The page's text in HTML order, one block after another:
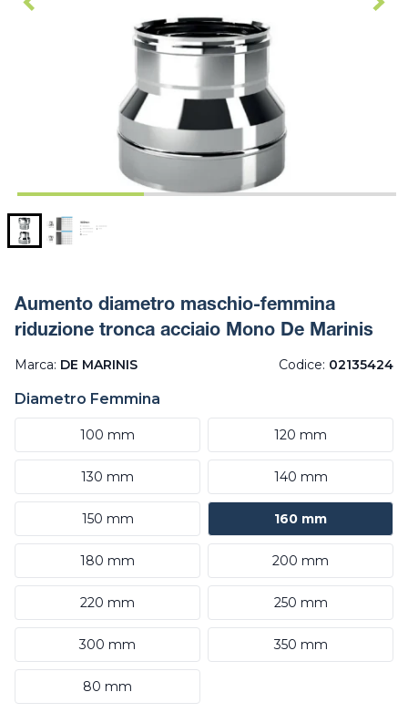
Aumento diametro maschio-femmina
riduzione tronca acciaio Mono De Marinis
Marca: DE MARINIS Codice: 02135424
Diametro Femmina
100 mm 120 mm
130 mm 140 mm
150 mm 160 mm
180 mm 200 mm
220 mm 250 mm
300 mm 350 mm
80 mm